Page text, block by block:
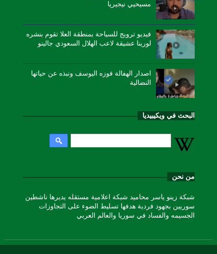
مسيحيي نيجيريا
فيديو ترويج للسياحة بمنطقة العلا تقوم بنشره
لورينا عشيقة لاعب الهلال السعودي جالينو
اصدار الهفالة فوزه اليوسف ونبذه عن حياتها
النضالية
البحث في ويكيبيديا
من نحن
شبكة زينو ياسر محاميد شبكة اعلامية مستقله يديرها ناشطين
سوريين بجهود فردية هدفها تسليط الضوء على التجاوزات
الجسيمه والفساد في سوريا والعالم العربي